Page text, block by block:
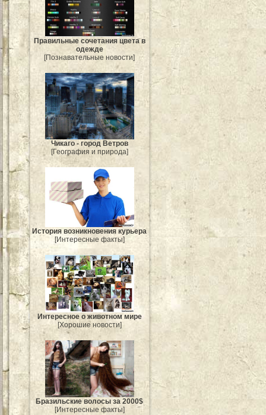
Правильные сочетания цвета в
одежде
[Познавательные новости]
Чикаго - город Ветров
[География и природа]
История возникновения курьера
[Интересные факты]
Интересное о животном мире
[Хорошие новости]
Бразильские волосы за 2000$
[Интересные факты]